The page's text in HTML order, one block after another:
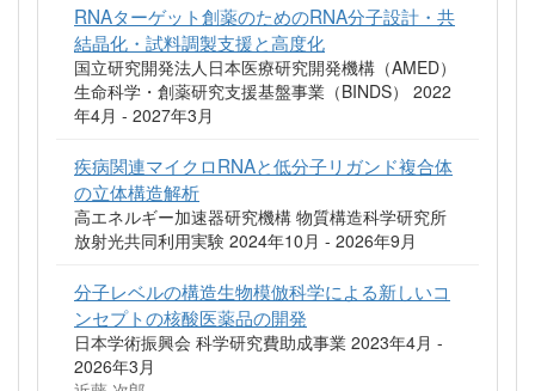
RNAターゲット創薬のためのRNA分子設計・共
結晶化・試料調製支援と高度化
国立研究開発法人日本医療研究開発機構（AMED）
生命科学・創薬研究支援基盤事業（BINDS） 2022
年4月 - 2027年3月
疾病関連マイクロRNAと低分子リガンド複合体
の立体構造解析
高エネルギー加速器研究機構 物質構造科学研究所
放射光共同利用実験 2024年10月 - 2026年9月
分子レベルの構造生物模倣科学による新しいコ
ンセプトの核酸医薬品の開発
日本学術振興会 科学研究費助成事業 2023年4月 -
2026年3月